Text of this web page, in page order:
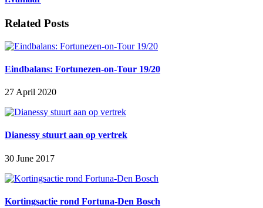
Related Posts
Eindbalans: Fortunezen-on-Tour 19/20
27 April 2020
Dianessy stuurt aan op vertrek
30 June 2017
Kortingsactie rond Fortuna-Den Bosch